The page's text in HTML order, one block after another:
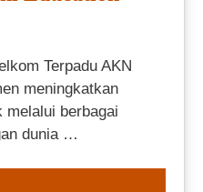
Terpadu AKN
meningkatkan
melalui berbagai
dunia …